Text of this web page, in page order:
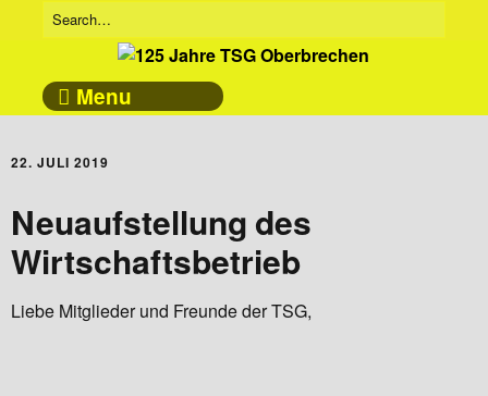
Menu
22. JULI 2019
Neuaufstellung des
Wirtschaftsbetrieb
Liebe Mitglieder und Freunde der TSG,